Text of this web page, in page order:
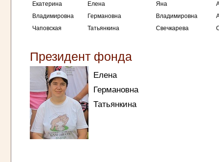
Екатерина
Владимировна
Чаповская
Елена
Германовна
Татьянкина
Яна
Владимировна
Свечкарева
Президент фонда
Елена
Германовна
Татьянкина